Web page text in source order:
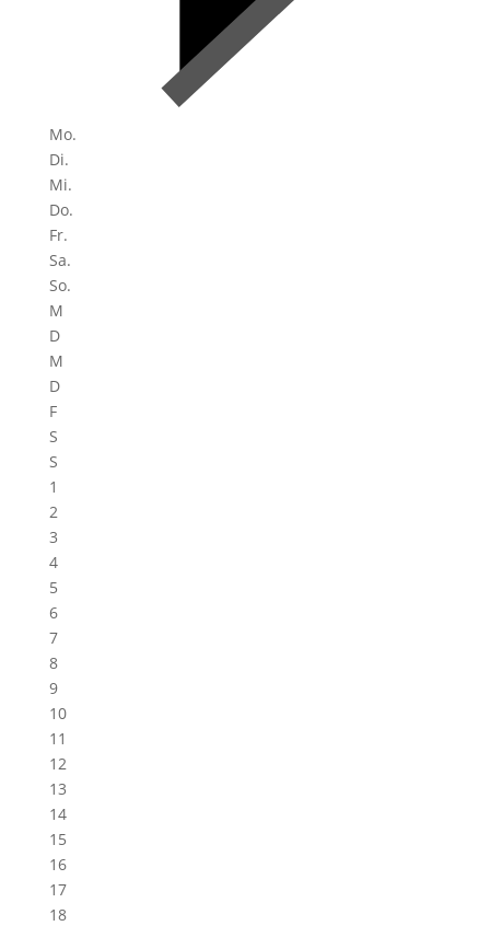
Mo.
Di.
Mi.
Do.
Fr.
Sa.
So.
M
D
M
D
F
S
S
1
2
3
4
5
6
7
8
9
10
11
12
13
14
15
16
17
18